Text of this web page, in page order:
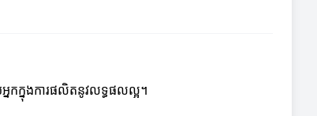
នកក្នុងការផលិតនូវលទ្ធផលល្អ។